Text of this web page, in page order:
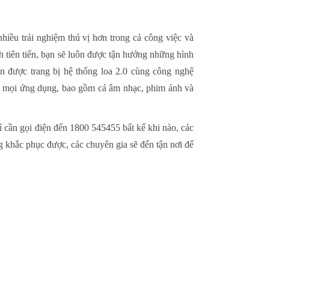
trải nghiệm thú vị hơn trong cả công việc và
tiến, bạn sẽ luôn được tận hưởng những hình
được trang bị hệ thống loa 2.0 cùng công nghệ
ứng dụng, bao gồm cả âm nhạc, phim ảnh và
gọi điện đến 1800 545455 bất kể khi nào, các
phục được, các chuyên gia sẽ đến tận nơi để